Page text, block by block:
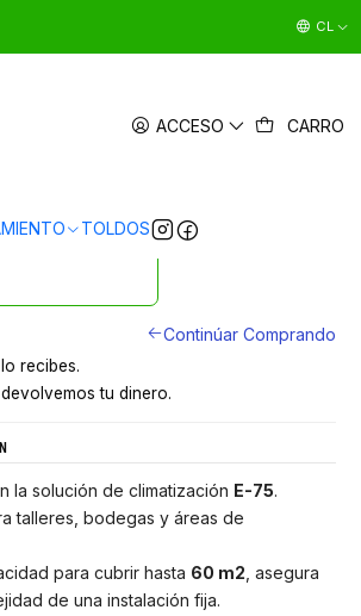
ACCESO CARRO
TOLDOS
CL
7,500 M³/H
y a provincias por pagar
Continúar Comprando
recibes.
tu dinero.
la solución de climatización E-75.
talleres, bodegas y áreas de
para cubrir hasta 60 m2 , asegura
de una instalación fija.